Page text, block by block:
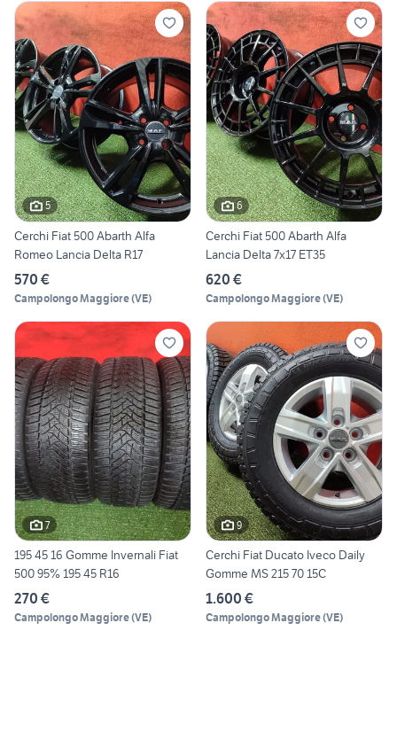
5
Cerchi Fiat 500 Abarth Alfa
Romeo Lancia Delta R17
570 €
Campolongo Maggiore(VE)
6
Cerchi Fiat 500 Abarth Alfa
Lancia Delta 7x17 ET35
620 €
Campolongo Maggiore(VE)
7
195 45 16 Gomme Invernali Fiat
500 95% 195 45 R16
270 €
Campolongo Maggiore(VE)
9
Cerchi Fiat Ducato Iveco Daily
Gomme MS 215 70 15C
1.600 €
Campolongo Maggiore(VE)